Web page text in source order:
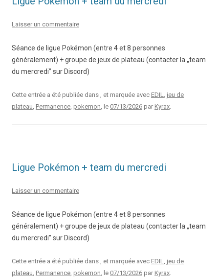
Laisser un commentaire
Séance de ligue Pokémon (entre 4 et 8 personnes
généralement) + groupe de jeux de plateau (contacter la „team
du mercredi” sur Discord)
Cette entrée a été publiée dans , et marquée avec EDIL
jeu de
plateau Permanence pokemon , le 07/13/2026 par Kyrax
Ligue Pokémon + team du mercredi
Laisser un commentaire
Séance de ligue Pokémon (entre 4 et 8 personnes
généralement) + groupe de jeux de plateau (contacter la „team
du mercredi” sur Discord)
Cette entrée a été publiée dans , et marquée avec EDIL
jeu de
plateau Permanence pokemon , le 07/13/2026 par Kyrax